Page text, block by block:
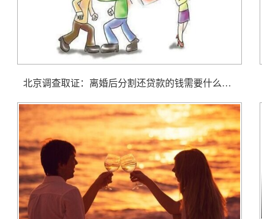
北京调查取证： 离婚后分割还贷款的钱需要什么证明